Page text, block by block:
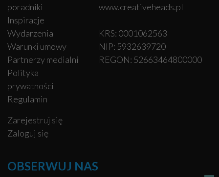
poradniki
Inspiracje
Wydarzenia
Warunki umowy
Partnerzy medialni
Polityka
prywatności
Regulamin
Zarejestruj się
Zaloguj się
www.creativeheads.pl
KRS: 0001062563
NIP: 5932639720
REGON: 52663464800000
OBSERWUJ NAS